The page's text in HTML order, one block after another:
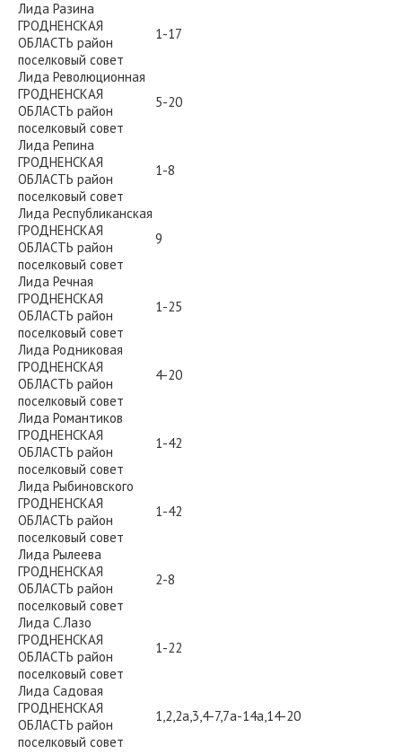
Лида Разина
ГРОДНЕНСКАЯ
ОБЛАСТЬ район
поселковый совет
1-17
Лида Революционная
ГРОДНЕНСКАЯ
ОБЛАСТЬ район
поселковый совет
5-20
Лида Репина
ГРОДНЕНСКАЯ
ОБЛАСТЬ район
поселковый совет
1-8
Лида Республиканская
ГРОДНЕНСКАЯ
ОБЛАСТЬ район
поселковый совет
9
Лида Речная
ГРОДНЕНСКАЯ
ОБЛАСТЬ район
поселковый совет
1-25
Лида Родниковая
ГРОДНЕНСКАЯ
ОБЛАСТЬ район
поселковый совет
4-20
Лида Романтиков
ГРОДНЕНСКАЯ
ОБЛАСТЬ район
поселковый совет
1-42
Лида Рыбиновского
ГРОДНЕНСКАЯ
ОБЛАСТЬ район
поселковый совет
1-42
Лида Рылеева
ГРОДНЕНСКАЯ
ОБЛАСТЬ район
поселковый совет
2-8
Лида С.Лазо
ГРОДНЕНСКАЯ
ОБЛАСТЬ район
поселковый совет
1-22
Лида Садовая
ГРОДНЕНСКАЯ
ОБЛАСТЬ район
поселковый совет
1,2,2а,3,4-7,7а-14а,14-20